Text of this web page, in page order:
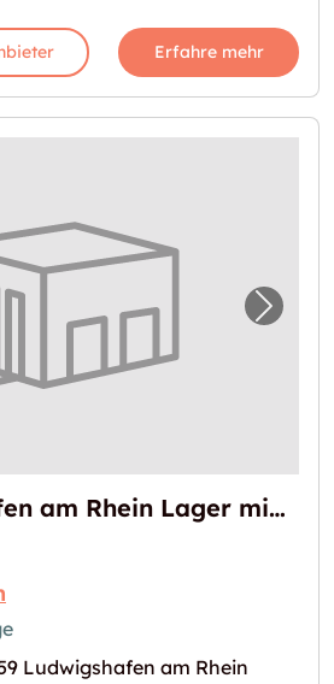
Erfahre mehr
für "In Ludwigshafen am
In Ludwigshafen am Rhein Lager mieten
Ludwigshafen am Rhein